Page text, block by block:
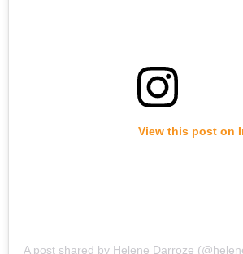
View this post on
A post shared by Helene Darroze